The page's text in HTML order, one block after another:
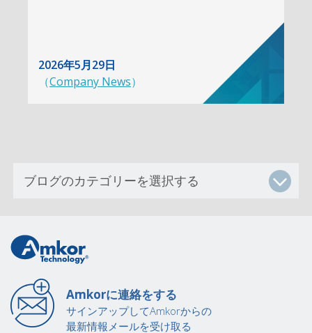
2026年5月29日
（Company News）
Amkorに連絡をする
サインアップしてAmkorからの
最新情報メールを受け取る